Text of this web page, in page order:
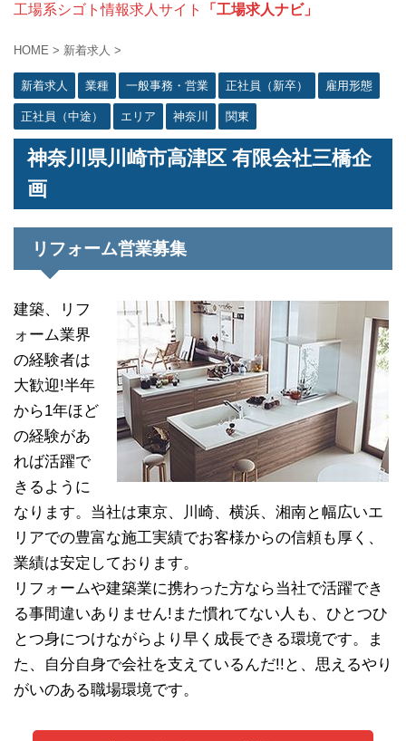
工場系シゴト情報求人サイト
「工場求人ナビ」
HOME > 新着求人 >
新着求人 業種 一般事務・営業 正社員（新卒） 雇用形態
正社員（中途） エリア 神奈川 関東
神奈川県川崎市高津区 有限会社三橋企
画
リフォーム営業募集
建築、リフ
ォーム業界
の経験者は
大歓迎!半年
から1年ほど
の経験があ
れば活躍で
きるように
なります。当社は東京、川崎、横浜、湘南と幅広いエ
リアでの豊富な施工実績でお客様からの信頼も厚く、
業績は安定しております。
リフォームや建築業に携わった方なら当社で活躍でき
る事間違いありません!また慣れてない人も、ひとつひ
とつ身につけながらより早く成長できる環境です。ま
た、自分自身で会社を支えているんだ!!と、思えるやり
がいのある職場環境です。